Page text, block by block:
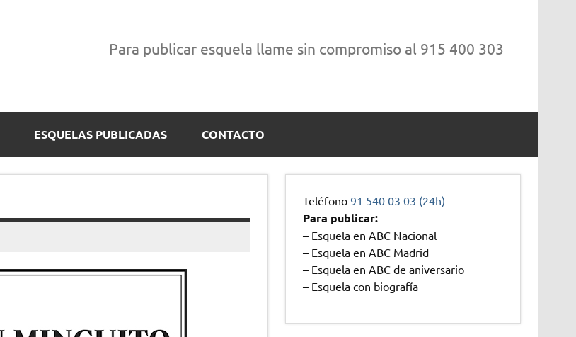
Para publicar esquela llame sin compromiso al 915 400 303
ESQUELAS PUBLICADAS CONTACTO
Teléfono91 540 03 03 (24h)
Para publicar:
– Esquela en ABC Nacional
– Esquela en ABC Madrid
– Esquela en ABC de aniversario
– Esquela con biografía